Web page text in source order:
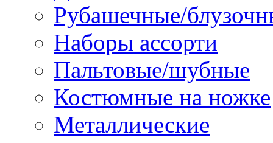
Рубашечные/
Наборы ассорти
Пальтовые/шубные
Костюмные на ножке
Металлические